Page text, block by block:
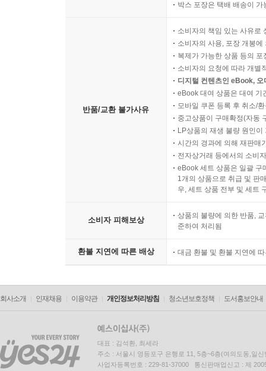
박스 포장은 택배 배송이
반품/교환 불가사유
소비자의 책임 있는 사유로
소비자의 사용, 포장 개봉
복제가 가능한 상품 등의
소비자의 요청에 따라 개별
디지털 컨텐츠인 eBook,
eBook 대여 상품은 대여 기
모바일 쿠폰 등록 후 취소/
중고상품이 구매확정(자동
LP상품의 재생 불량 원인
시간의 경과에 의해 재판매
전자상거래 등에서의 소비
eBook 세트 상품은 일괄 구
1개의 상품으로 취급 및 판
우, 세트 상품 전부 및 세트
소비자 피해보상
상품의 불량에 의한 반품,
준하여 처리됨
환불 지연에 따른 배상 대금 환불 및 환불 지연에
회사소개 인재채용 이용약관 개인정보처리방침 청소년보호정책 도서홍보안내
대표 : 김석환, 최세라
주소 : 서울시 영등포구 은행로 11, 5층~6층(여의도동,일신
사업자등록번호 : 229-81-37000 통신판매업신고 : 제